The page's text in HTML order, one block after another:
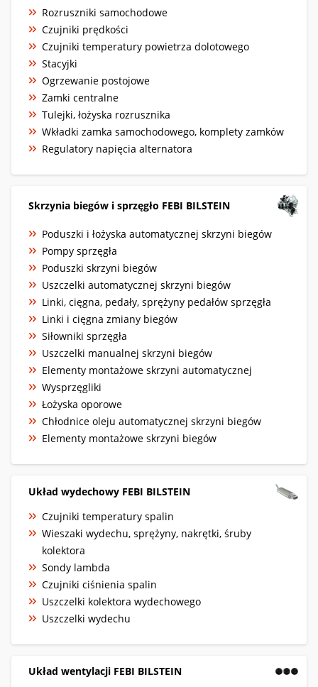
Rozruszniki samochodowe
Czujniki prędkości
Czujniki temperatury powietrza dolotowego
Stacyjki
Ogrzewanie postojowe
Zamki centralne
Tulejki, łożyska rozrusznika
Wkładki zamka samochodowego, komplety zamków
Regulatory napięcia alternatora
Skrzynia biegów i sprzęgło FEBI BILSTEIN
Poduszki i łożyska automatycznej skrzyni biegów
Pompy sprzęgła
Poduszki skrzyni biegów
Uszczelki automatycznej skrzyni biegów
Linki, cięgna, pedały, sprężyny pedałów sprzęgła
Linki i cięgna zmiany biegów
Siłowniki sprzęgła
Uszczelki manualnej skrzyni biegów
Elementy montażowe skrzyni automatycznej
Wysprzęgliki
Łożyska oporowe
Chłodnice oleju automatycznej skrzyni biegów
Elementy montażowe skrzyni biegów
Układ wydechowy FEBI BILSTEIN
Czujniki temperatury spalin
Wieszaki wydechu, sprężyny, nakrętki, śruby
kolektora
Sondy lambda
Czujniki ciśnienia spalin
Uszczelki kolektora wydechowego
Uszczelki wydechu
Układ wentylacji FEBI BILSTEIN